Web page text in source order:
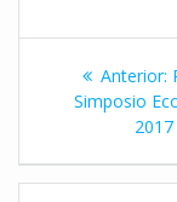
Anterior:
Simposio
2017